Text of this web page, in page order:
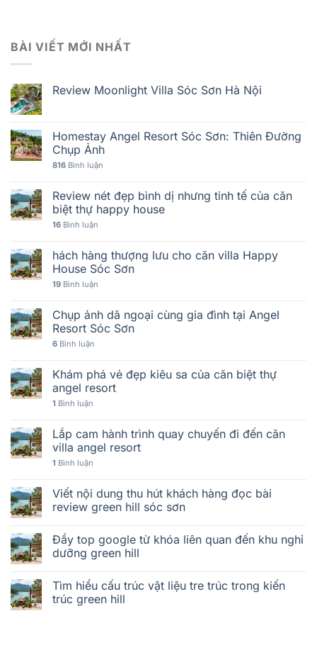
BÀI VIẾT MỚI NHẤT
Review Moonlight Villa Sóc Sơn Hà Nội
Homestay Angel Resort Sóc Sơn: Thiên Đường
Chụp Ảnh
816 Bình luận
Review nét đẹp bình dị nhưng tinh tế của căn
biệt thự happy house
16 Bình luận
hách hàng thượng lưu cho căn villa Happy
House Sóc Sơn
19 Bình luận
Chụp ảnh dã ngoại cùng gia đình tại Angel
Resort Sóc Sơn
6 Bình luận
Khám phá vẻ đẹp kiêu sa của căn biệt thự
angel resort
1 Bình luận
Lắp cam hành trình quay chuyến đi đến căn
villa angel resort
1 Bình luận
Viết nội dung thu hút khách hàng đọc bài
review green hill sóc sơn
Đẩy top google từ khóa liên quan đến khu nghỉ
dưỡng green hill
Tìm hiểu cấu trúc vật liệu tre trúc trong kiến
trúc green hill